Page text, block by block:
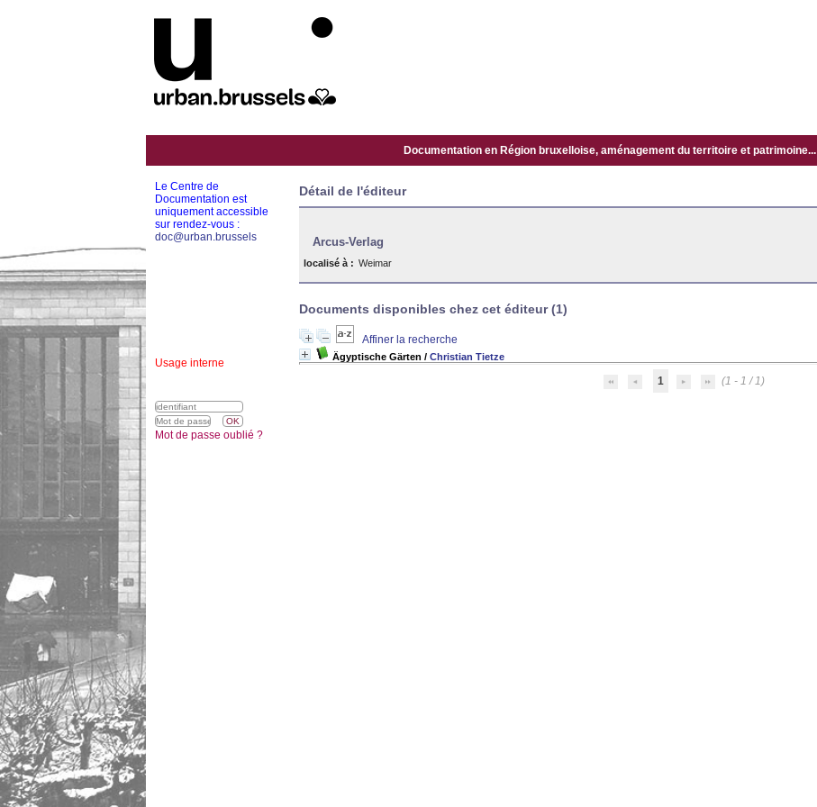
Documentation en Région bruxelloise, aménagement du territoire et patrimoine...
Détail de l'éditeur
Arcus-Verlag
localisé à : Weimar
Documents disponibles chez cet éditeur (1)
Affiner la recherche
Ägyptische Gärten / Christian Tietze
1 (1 - 1 / 1)
Le Centre de
Documentation est
uniquement accessible
sur rendez-vous :
doc@urban.brussels
Usage interne
Mot de passe oublié ?